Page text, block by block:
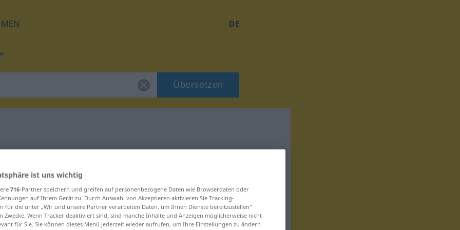
DE
Übersetzen
für "durchs"
ist uns wichtig
716-Partner speichern und greifen auf personenbezogene Daten wie Browserdaten oder
auf Ihrem Gerät zu. Durch Auswahl von Akzeptieren aktivieren Sie Tracking-
für die unter „Wir und unsere Partner verarbeiten Daten, um Ihnen Dienste bereitzustellen“
Zwecke. Wenn Tracker deaktiviert sind, sind manche Inhalte und Anzeigen möglicherweise nicht
für Sie. Sie können dieses Menü jederzeit wieder aufrufen, um Ihre Einstellungen zu ändern